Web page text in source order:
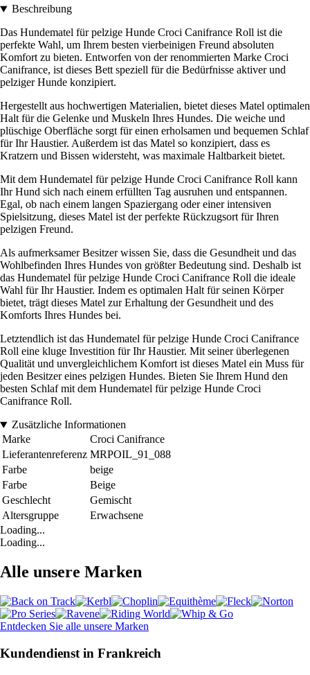
Beschreibung
Das Hundematel für pelzige Hunde Croci Canifrance Roll ist die
perfekte Wahl, um Ihrem besten vierbeinigen Freund absoluten
Komfort zu bieten. Entworfen von der renommierten Marke Croci
Canifrance, ist dieses Bett speziell für die Bedürfnisse aktiver und
pelziger Hunde konzipiert.
Hergestellt aus hochwertigen Materialien, bietet dieses Matel optimalen
Halt für die Gelenke und Muskeln Ihres Hundes. Die weiche und
plüschige Oberfläche sorgt für einen erholsamen und bequemen Schlaf
für Ihr Haustier. Außerdem ist das Matel so konzipiert, dass es
Kratzern und Bissen widersteht, was maximale Haltbarkeit bietet.
Mit dem Hundematel für pelzige Hunde Croci Canifrance Roll kann
Ihr Hund sich nach einem erfüllten Tag ausruhen und entspannen.
Egal, ob nach einem langen Spaziergang oder einer intensiven
Spielsitzung, dieses Matel ist der perfekte Rückzugsort für Ihren
pelzigen Freund.
Als aufmerksamer Besitzer wissen Sie, dass die Gesundheit und das
Wohlbefinden Ihres Hundes von größter Bedeutung sind. Deshalb ist
das Hundematel für pelzige Hunde Croci Canifrance Roll die ideale
Wahl für Ihr Haustier. Indem es optimalen Halt für seinen Körper
bietet, trägt dieses Matel zur Erhaltung der Gesundheit und des
Komforts Ihres Hundes bei.
Letztendlich ist das Hundematel für pelzige Hunde Croci Canifrance
Roll eine kluge Investition für Ihr Haustier. Mit seiner überlegenen
Qualität und unvergleichlichem Komfort ist dieses Matel ein Muss für
jeden Besitzer eines pelzigen Hundes. Bieten Sie Ihrem Hund den
besten Schlaf mit dem Hundematel für pelzige Hunde Croci
Canifrance Roll.
Zusätzliche Informationen
Marke
Croci Canifrance
Lieferantenreferenz MRPOIL_91_088
Farbe
beige
Farbe
Beige
Geschlecht
Gemischt
Altersgruppe
Erwachsene
Loading...
Loading...
Alle unsere Marken
Entdecken Sie alle unsere Marken
Kundendienst in Frankreich